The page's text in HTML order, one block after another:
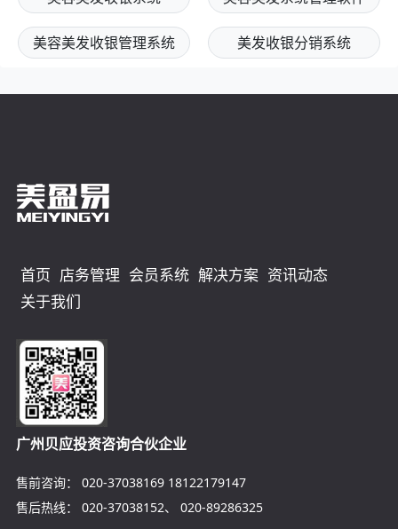
美容美发收银管理系统 美发收银分销系统
首页 店务管理 会员系统 解决方案 资讯动态
关于我们
广州贝应投资咨询合伙企业
售前咨询： 020-37038169 18122179147
售后热线：
020-37038152、 020-89286325